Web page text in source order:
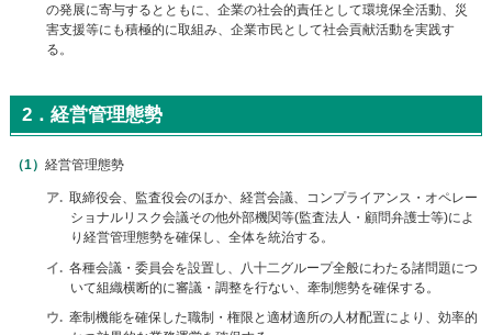
情
に
の発展に寄与するとともに、企業の社会的責任として環境保全活動、災
害支援等にも積極的に取組み、企業市民として社会貢献活動を実践す
る。
2．経営管理態勢
経営管理態勢
ア
取締役会、監査役会のほか、経営会議、コンプライアンス・オペレー
ショナルリスク会議その他外部機関等(監査法人・顧問弁護士等)によ
り経営管理態勢を確保し、全体を統治する。
イ
各種会議・委員会を設置し、八十二グループ全般にわたる諸問題につ
いて組織横断的に審議・調整を行ない、牽制態勢を確保する。
ウ
牽制機能を確保した職制・権限と適材適所の人材配置により、効率的